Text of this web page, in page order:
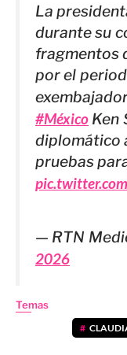
La
durante su
fragmentos
por el
#México Ken
diplomático
pruebas
— RTN
2026
Temas